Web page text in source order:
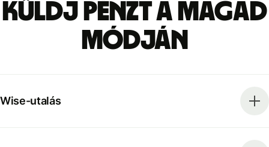
Küldj pénzt a magad
módján
Wise-utalás